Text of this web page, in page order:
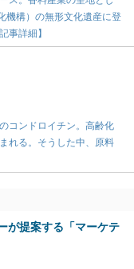
機構）の無形文化遺産に登
事詳細】
コンドロイチン。高齢化
れる。そうした中、原料
が提案する「マーケテ